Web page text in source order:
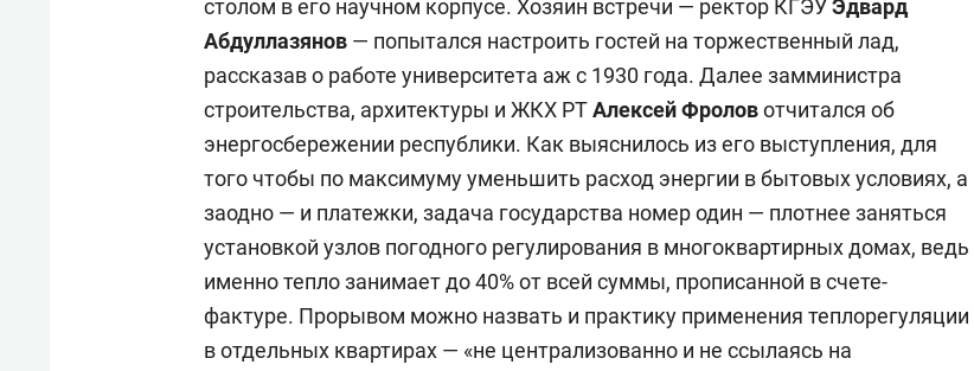
столом в его научном корпусе. Хозяин встречи — ректор КГЭУЭдвард
Абдуллазянов — попытался настроить гостей на торжественный лад,
рассказав о работе университета аж с 1930 года. Далее замминистра
строительства, архитектуры и ЖКХ РТАлексей Фроловотчитался об
энергосбережении республики. Как выяснилось из его выступления, для
того чтобы по максимуму уменьшить расход энергии в бытовых условиях, а
заодно — и платежки, задача государства номер один — плотнее заняться
установкой узлов погодного регулирования в многоквартирных домах, ведь
именно тепло занимает до 40% от всей суммы, прописанной в счете-
фактуре. Прорывом можно назвать и практику применения теплорегуляции
в отдельных квартирах — «не централизованно и не ссылаясь на